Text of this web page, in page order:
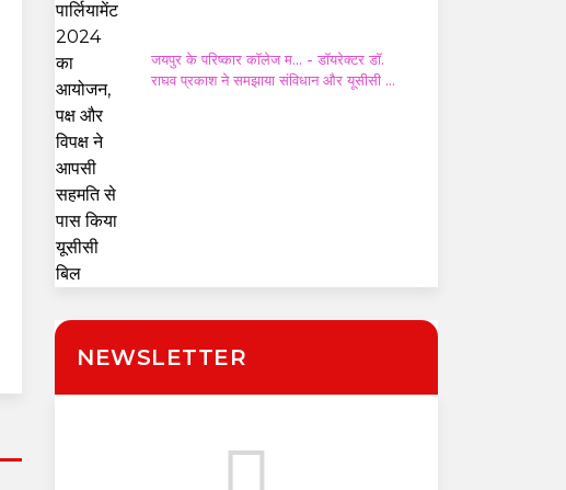
जयपुर के परिष्कार कॉलेज म... - डॉयरेक्टर डॉ.
राघव प्रकाश ने समझाया संविधान और यूसीसी का
NEWSLETTER